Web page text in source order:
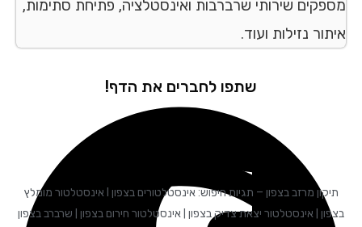
שירותי שרברבות ואינסטלציה, פתיחת סתימות,
נזילות ועוד.
שתפו לחברים את הדף!
תיקון מרזב בצפון – תגיות חיפוש: אינסטלטורים בצפון I אינסטלטור מומלץ
| אינסטלטור יצאת צדיק בצפון | אינסטלטור חירום בצפון | שרברב בצפון